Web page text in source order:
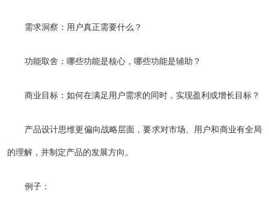
需求洞察：用户真正需要什么？
功能取舍：哪些功能是核心，哪些功能是辅助？
商业目标：如何在满足用户需求的同时，实现盈利或增长目标？
产品设计思维更偏向战略层面，要求对市场、用户和商业有全局
的理解，并制定产品的发展方向。
例子：